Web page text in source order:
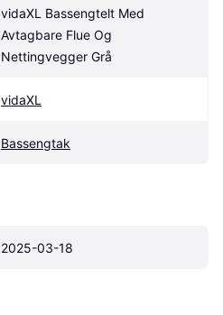
vidaXL Bassengtelt Med
Avtagbare Flue Og
Nettingvegger Grå
vidaXL
Bassengtak
2025-03-18